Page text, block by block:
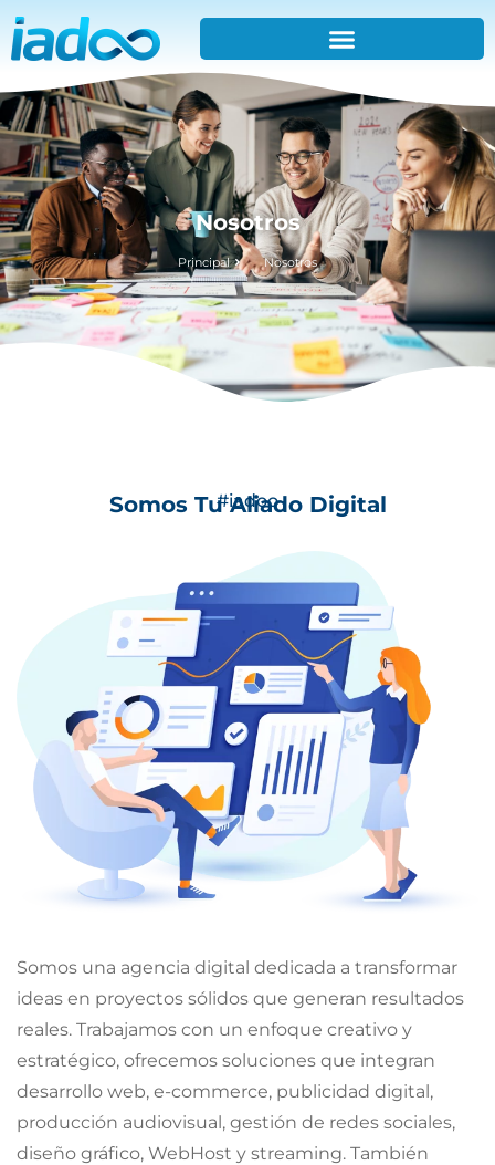
Nosotros
Principal Nosotros
#iadoo
Somos Tu Aliado Digital
Somos una agencia digital dedicada a transformar
ideas en proyectos sólidos que generan resultados
reales. Trabajamos con un enfoque creativo y
estratégico, ofrecemos soluciones que integran
desarrollo web, e-commerce, publicidad digital,
producción audiovisual, gestión de redes sociales,
diseño gráfico, WebHost y streaming. También